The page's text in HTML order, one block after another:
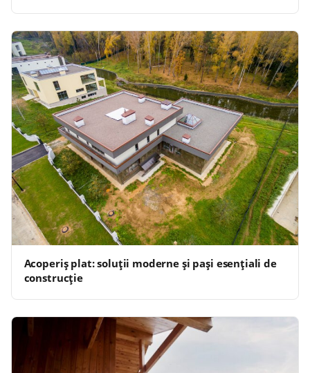
Acoperiș plat: soluții moderne și pași esențiali de
construcție